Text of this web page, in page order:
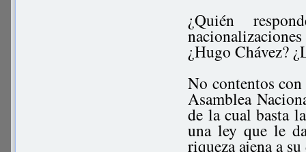
¿Quién
¿Hugo Chávez?
No contentos
Asamblea
de la cual basta
una ley que le
riqueza ajena a